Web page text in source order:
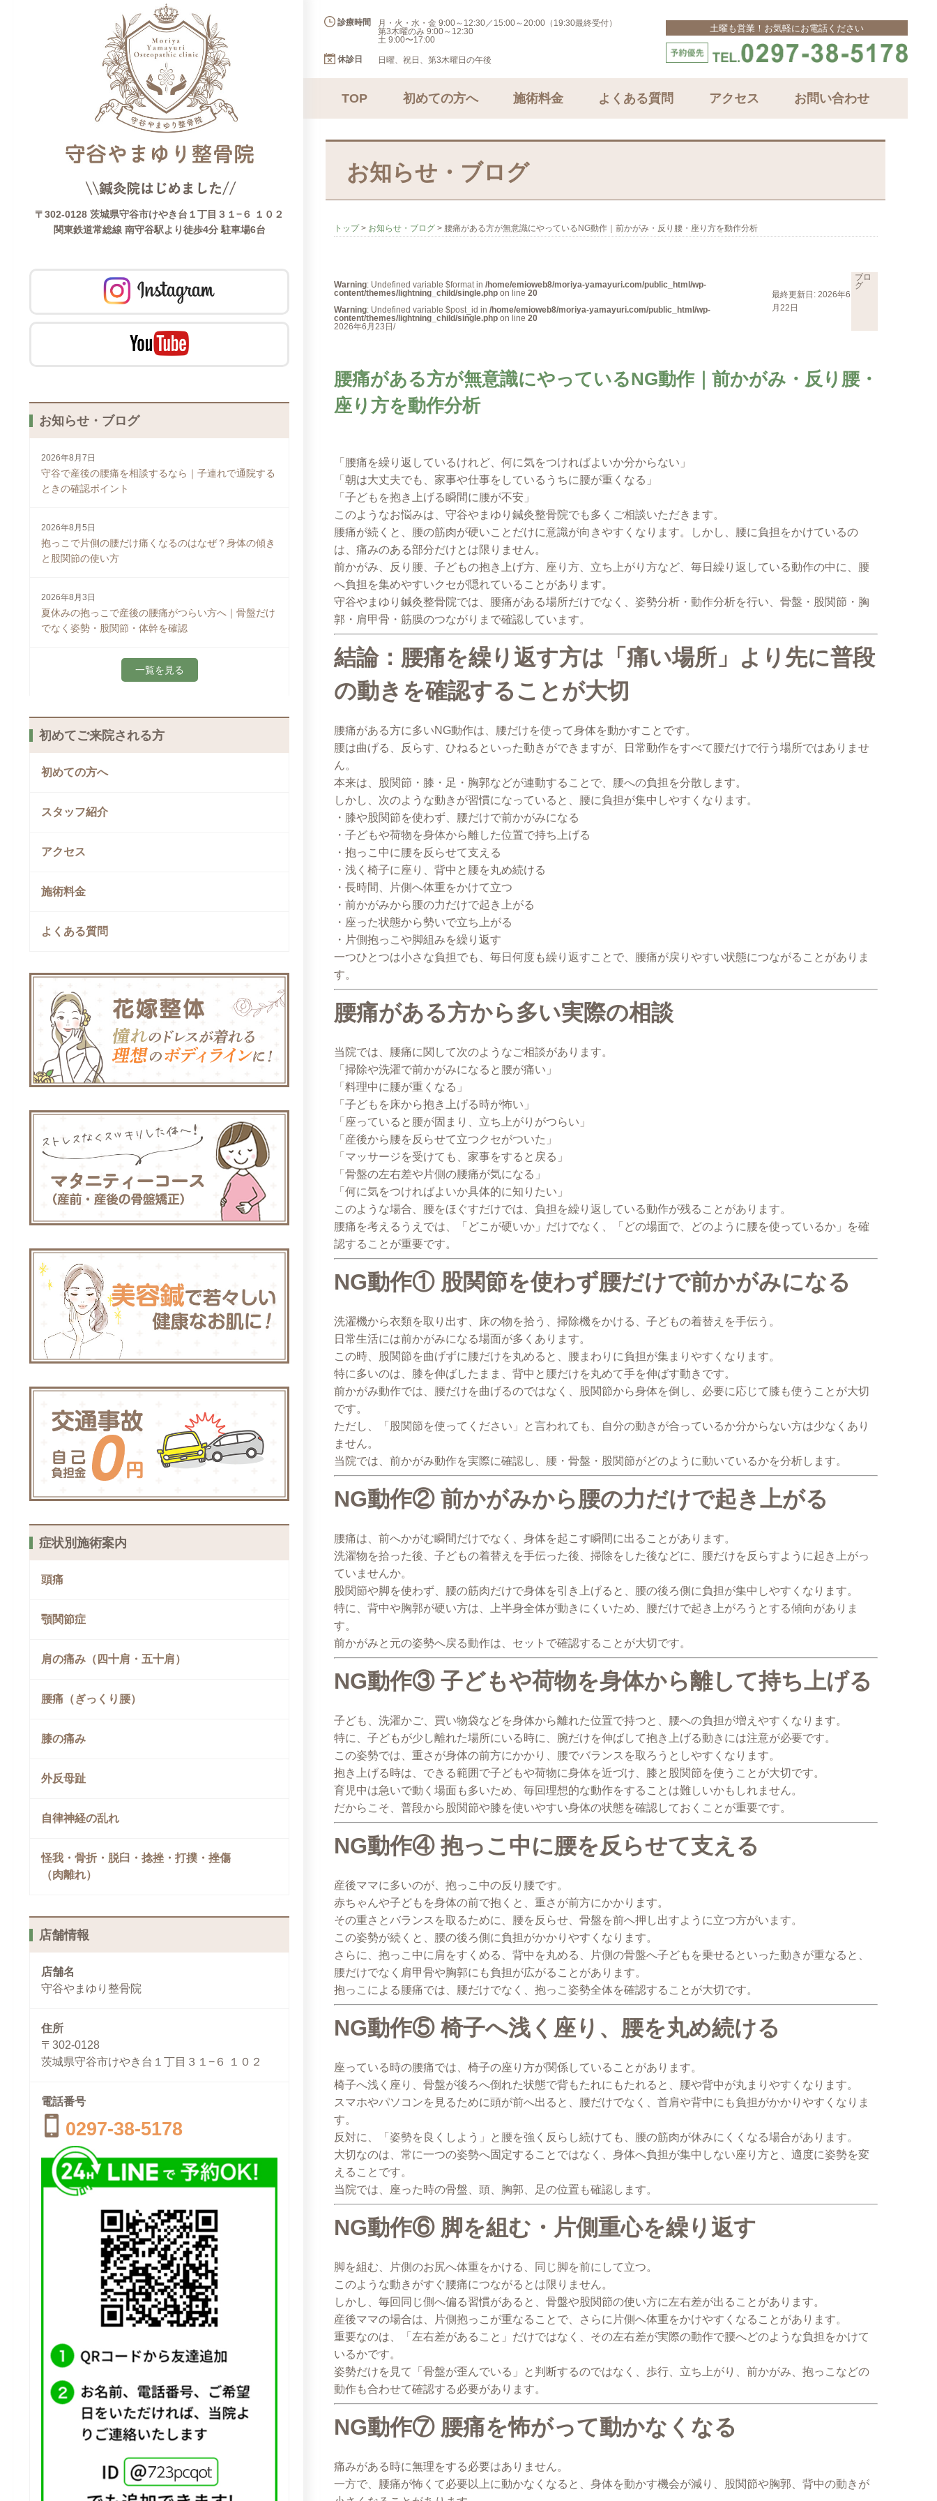
〒302-0128 茨城県守谷市けやき台１丁目３１−６ １０２
関東鉄道常総線 南守谷駅より徒歩4分 駐車場6台
お知らせ・ブログ
2026年8月7日
守谷で産後の腰痛を相談するなら｜子連れで通院する
ときの確認ポイント
2026年8月5日
抱っこで片側の腰だけ痛くなるのはなぜ？身体の傾き
と股関節の使い方
2026年8月3日
夏休みの抱っこで産後の腰痛がつらい方へ｜骨盤だけ
でなく姿勢・股関節・体幹を確認
一覧を見る
初めてご来院される方
初めての方へ
スタッフ紹介
アクセス
施術料金
よくある質問
症状別施術案内
頭痛
顎関節症
肩の痛み（四十肩・五十肩）
腰痛（ぎっくり腰）
膝の痛み
外反母趾
自律神経の乱れ
怪我・骨折・脱臼・捻挫・打撲・挫傷
（肉離れ）
店舗情報
店舗名
守谷やまゆり整骨院
住所
〒302-0128
茨城県守谷市けやき台１丁目３１−６ １０２
電話番号
0297-38-5178
診療時間
月・火・水・金 9:00～12:30／15:00～20:00（19:30最終受付）
第3木曜のみ 9:00～12:30
土 9:00〜17:00
休診日
日曜、祝日、第3木曜日の午後
土曜も営業！お気軽にお電話ください
TOP 初めての方へ 施術料金 よくある質問 アクセス お問い合わせ
お知らせ・ブログ
トップ> お知らせ・ブログ> 腰痛がある方が無意識にやっているNG動作｜前かがみ・反り腰・座り方を動作分析
Warning: Undefined variable $format in /home/emioweb8/moriya-yamayuri.com/public_html/wp-
content/themes/lightning_child/single.phpon line 20
Warning: Undefined variable $post_id in /home/emioweb8/moriya-yamayuri.com/public_html/wp-
content/themes/lightning_child/single.phpon line 20
2026年6月23日/
最終更新日: 2026年6
月22日
ブロ
グ
腰痛がある方が無意識にやっているNG動作｜前かがみ・反り腰・
座り方を動作分析
「腰痛を繰り返しているけれど、何に気をつければよいか分からない」
「朝は大丈夫でも、家事や仕事をしているうちに腰が重くなる」
「子どもを抱き上げる瞬間に腰が不安」
このようなお悩みは、守谷やまゆり鍼灸整骨院でも多くご相談いただきます。
腰痛が続くと、腰の筋肉が硬いことだけに意識が向きやすくなります。しかし、腰に負担をかけているの
は、痛みのある部分だけとは限りません。
前かがみ、反り腰、子どもの抱き上げ方、座り方、立ち上がり方など、毎日繰り返している動作の中に、腰
へ負担を集めやすいクセが隠れていることがあります。
守谷やまゆり鍼灸整骨院では、腰痛がある場所だけでなく、姿勢分析・動作分析を行い、骨盤・股関節・胸
郭・肩甲骨・筋膜のつながりまで確認しています。
結論：腰痛を繰り返す方は「痛い場所」より先に普段
の動きを確認することが大切
腰痛がある方に多いNG動作は、腰だけを使って身体を動かすことです。
腰は曲げる、反らす、ひねるといった動きができますが、日常動作をすべて腰だけで行う場所ではありませ
ん。
本来は、股関節・膝・足・胸郭などが連動することで、腰への負担を分散します。
しかし、次のような動きが習慣になっていると、腰に負担が集中しやすくなります。
・膝や股関節を使わず、腰だけで前かがみになる
・子どもや荷物を身体から離した位置で持ち上げる
・抱っこ中に腰を反らせて支える
・浅く椅子に座り、背中と腰を丸め続ける
・長時間、片側へ体重をかけて立つ
・前かがみから腰の力だけで起き上がる
・座った状態から勢いで立ち上がる
・片側抱っこや脚組みを繰り返す
一つひとつは小さな負担でも、毎日何度も繰り返すことで、腰痛が戻りやすい状態につながることがありま
す。
腰痛がある方から多い実際の相談
当院では、腰痛に関して次のようなご相談があります。
「掃除や洗濯で前かがみになると腰が痛い」
「料理中に腰が重くなる」
「子どもを床から抱き上げる時が怖い」
「座っていると腰が固まり、立ち上がりがつらい」
「産後から腰を反らせて立つクセがついた」
「マッサージを受けても、家事をすると戻る」
「骨盤の左右差や片側の腰痛が気になる」
「何に気をつければよいか具体的に知りたい」
このような場合、腰をほぐすだけでは、負担を繰り返している動作が残ることがあります。
腰痛を考えるうえでは、「どこが硬いか」だけでなく、「どの場面で、どのように腰を使っているか」を確
認することが重要です。
NG動作① 股関節を使わず腰だけで前かがみになる
洗濯機から衣類を取り出す、床の物を拾う、掃除機をかける、子どもの着替えを手伝う。
日常生活には前かがみになる場面が多くあります。
この時、股関節を曲げずに腰だけを丸めると、腰まわりに負担が集まりやすくなります。
特に多いのは、膝を伸ばしたまま、背中と腰だけを丸めて手を伸ばす動きです。
前かがみ動作では、腰だけを曲げるのではなく、股関節から身体を倒し、必要に応じて膝も使うことが大切
です。
ただし、「股関節を使ってください」と言われても、自分の動きが合っているか分からない方は少なくあり
ません。
当院では、前かがみ動作を実際に確認し、腰・骨盤・股関節がどのように動いているかを分析します。
NG動作② 前かがみから腰の力だけで起き上がる
腰痛は、前へかがむ瞬間だけでなく、身体を起こす瞬間に出ることがあります。
洗濯物を拾った後、子どもの着替えを手伝った後、掃除をした後などに、腰だけを反らすように起き上がっ
ていませんか。
股関節や脚を使わず、腰の筋肉だけで身体を引き上げると、腰の後ろ側に負担が集中しやすくなります。
特に、背中や胸郭が硬い方は、上半身全体が動きにくいため、腰だけで起き上がろうとする傾向がありま
す。
前かがみと元の姿勢へ戻る動作は、セットで確認することが大切です。
NG動作③ 子どもや荷物を身体から離して持ち上げる
子ども、洗濯かご、買い物袋などを身体から離れた位置で持つと、腰への負担が増えやすくなります。
特に、子どもが少し離れた場所にいる時に、腕だけを伸ばして抱き上げる動きには注意が必要です。
この姿勢では、重さが身体の前方にかかり、腰でバランスを取ろうとしやすくなります。
抱き上げる時は、できる範囲で子どもや荷物に身体を近づけ、膝と股関節を使うことが大切です。
育児中は急いで動く場面も多いため、毎回理想的な動作をすることは難しいかもしれません。
だからこそ、普段から股関節や膝を使いやすい身体の状態を確認しておくことが重要です。
NG動作④ 抱っこ中に腰を反らせて支える
産後ママに多いのが、抱っこ中の反り腰です。
赤ちゃんや子どもを身体の前で抱くと、重さが前方にかかります。
その重さとバランスを取るために、腰を反らせ、骨盤を前へ押し出すように立つ方がいます。
この姿勢が続くと、腰の後ろ側に負担がかかりやすくなります。
さらに、抱っこ中に肩をすくめる、背中を丸める、片側の骨盤へ子どもを乗せるといった動きが重なると、
腰だけでなく肩甲骨や胸郭にも負担が広がることがあります。
抱っこによる腰痛では、腰だけでなく、抱っこ姿勢全体を確認することが大切です。
NG動作⑤ 椅子へ浅く座り、腰を丸め続ける
座っている時の腰痛では、椅子の座り方が関係していることがあります。
椅子へ浅く座り、骨盤が後ろへ倒れた状態で背もたれにもたれると、腰や背中が丸まりやすくなります。
スマホやパソコンを見るために頭が前へ出ると、腰だけでなく、首肩や背中にも負担がかかりやすくなりま
す。
反対に、「姿勢を良くしよう」と腰を強く反らし続けても、腰の筋肉が休みにくくなる場合があります。
大切なのは、常に一つの姿勢へ固定することではなく、身体へ負担が集中しない座り方と、適度に姿勢を変
えることです。
当院では、座った時の骨盤、頭、胸郭、足の位置も確認します。
NG動作⑥ 脚を組む・片側重心を繰り返す
脚を組む、片側のお尻へ体重をかける、同じ脚を前にして立つ。
このような動きがすぐ腰痛につながるとは限りません。
しかし、毎回同じ側へ偏る習慣があると、骨盤や股関節の使い方に左右差が出ることがあります。
産後ママの場合は、片側抱っこが重なることで、さらに片側へ体重をかけやすくなることがあります。
重要なのは、「左右差があること」だけではなく、その左右差が実際の動作で腰へどのような負担をかけて
いるかです。
姿勢だけを見て「骨盤が歪んでいる」と判断するのではなく、歩行、立ち上がり、前かがみ、抱っこなどの
動作も合わせて確認する必要があります。
NG動作⑦ 腰痛を怖がって動かなくなる
痛みがある時に無理をする必要はありません。
一方で、腰痛が怖くて必要以上に動かなくなると、身体を動かす機会が減り、股関節や胸郭、背中の動きが